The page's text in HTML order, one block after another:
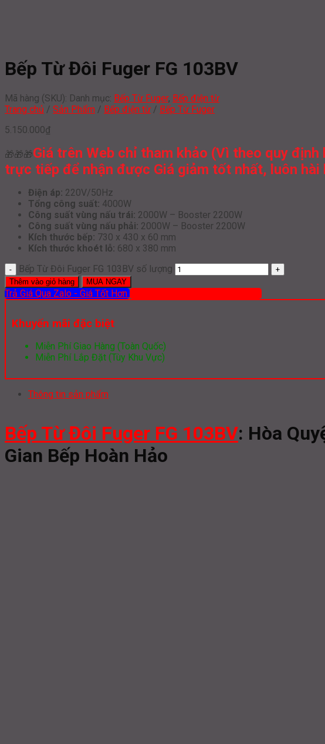
Bếp Từ Đôi Fuger FG 103BV
Mã hàng (SKU): Danh mục: Bếp Từ Fuger, Bếp điện từ
Trang chủ / Sản Phẩm / Bếp điện từ / Bếp Từ Fuger
5.150.000₫
🎁🎁🎁Giá trên Web chỉ tham khảo (Vì theo quy
trực tiếp để nhận được Giá giảm tốt nhất, luôn hài
Điện áp: 220V/50Hz
Tổng công suất: 4000W
Công suất vùng nấu trái: 2000W – Booster 2200W
Công suất vùng nấu phải: 2000W – Booster 2200W
Kích thước bếp: 730 x 430 x 60 mm
Kích thước khoét lỗ: 680 x 380 mm
Bếp Từ Đôi Fuger FG 103BV số lượng
Thêm vào giỏ hàng MUA NGAY
Trả Giá Qua Zalo - Giá Tốt Hơn Mua hàng qua ĐT: 0919 386 012
Khuyến mãi đặc biệt
Miễn Phí Giao Hàng (Toàn Quốc)
Miễn Phí Lắp Đặt (Tùy Khu Vực)
Thông tin sản phẩm
Bếp Từ Đôi Fuger FG 103BV: Hòa
Gian Bếp Hoàn Hảo